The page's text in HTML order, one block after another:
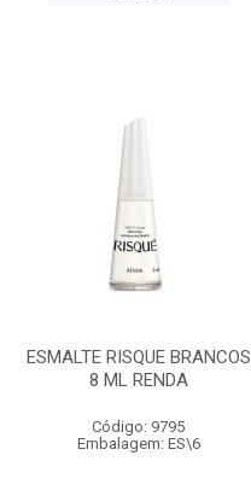
ESMALTE RISQUE BRANCOS
8 ML RENDA
Código: 9795
Embalagem: ES\6